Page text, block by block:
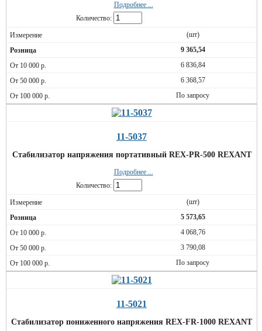
Подробнее ...
Количество:
(шт)
9 365,54
6 836,84
6 368,57
По запросу
11-5037
Стабилизатор напряжения портативный REX-PR-500 REXANT
Подробнее ...
Количество:
(шт)
5 573,65
4 068,76
3 790,08
По запросу
11-5021
Стабилизатор пониженного напряжения REX-FR-1000 REXANT